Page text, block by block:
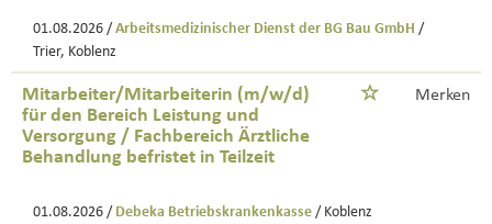
01.08.2026 / Arbeitsmedizinischer Dienst der BG Bau GmbH /
Trier, Koblenz
Mitarbeiter/Mitarbeiterin (m/w/d)
für den Bereich Leistung und
Versorgung / Fachbereich Ärztliche
Behandlung befristet in Teilzeit
Merken
01.08.2026 / Debeka Betriebskrankenkasse / Koblenz